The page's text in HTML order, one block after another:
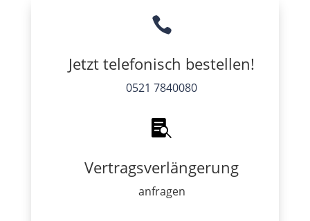

Jetzt telefonisch bestellen!
0521 7840080

Vertragsverlängerung
anfragen